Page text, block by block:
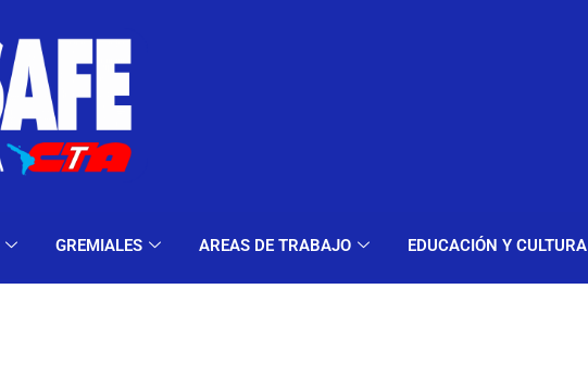
GREMIALES AREAS DE TRABAJO EDUCACIÓN Y CULTURA
NIVELES Y MODALIDADES GREMIALES AREAS DE TRABAJO